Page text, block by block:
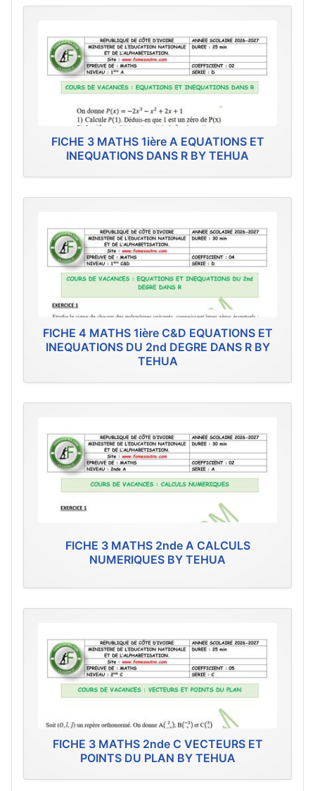
FICHE 3 MATHS 1ière A EQUATIONS ET
INEQUATIONS DANS R BY TEHUA
FICHE 4 MATHS 1ière C&D EQUATIONS ET
INEQUATIONS DU 2nd DEGRE DANS R BY
TEHUA
FICHE 3 MATHS 2nde A CALCULS
NUMERIQUES BY TEHUA
FICHE 3 MATHS 2nde C VECTEURS ET
POINTS DU PLAN BY TEHUA